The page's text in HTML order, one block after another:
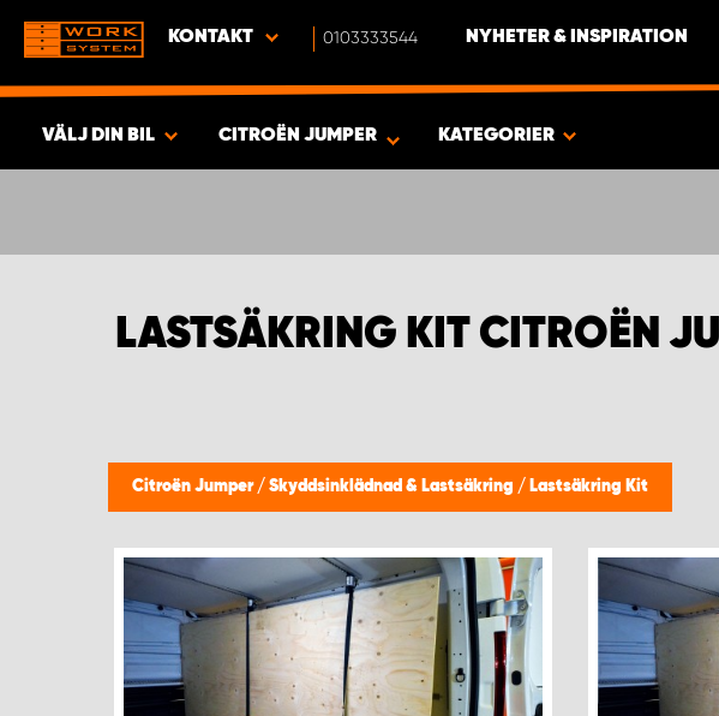
KONTAKT 0103333544 NYHETER & INSPIRATION
VÄLJ DIN BIL
PRODUKTER
CITROËN JUMPER KATEGORIER
LASTSÄKRING KIT CITROËN
Citroën Jumper / Skyddsinklädnad & Lastsäkring / Lastsäkring Kit